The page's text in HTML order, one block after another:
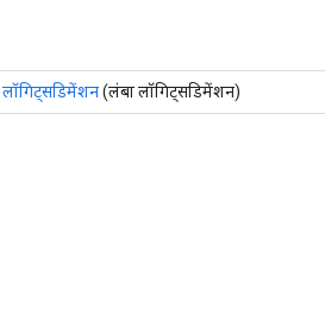
लॉगिट्सडिमेंशन(लंबा लॉगिट्सडिमेंशन)